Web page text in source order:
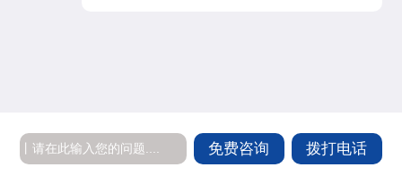
免费咨询 拨打电话